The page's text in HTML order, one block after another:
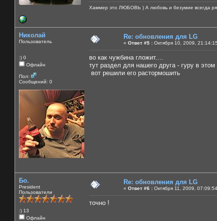
Хаммер это ЛЮБОВЬ ) А любовь и безумие всегда
Николай
Пользователь
:) 0
Офлайн
Пол:
Сообщений: 0
Re: обновления для LG
« Ответ #5 : Октября 10, 2009,
во как чужбина гложит....
тут раздел для нашего друга - гуру в
вот решили его растормошить
Бо.
President
Пользователи
:) 13
Офлайн
Re: обновления для LG
« Ответ #6 : Октября 11, 2009,
точно !